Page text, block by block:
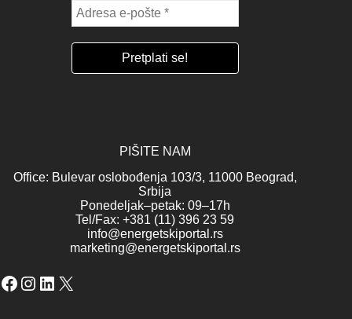
PIŠITE NAM
Office: Bulevar oslobođenja 103/3, 11000 Beograd,
Srbija
Ponedeljak–petak: 09–17h
Tel/Fax: +381 (11) 396 23 59
info@energetskiportal.rs
marketing@energetskiportal.rs
Facebook
Instagram
LinkedIn
X